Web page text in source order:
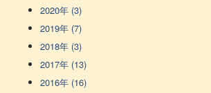
2020年 (3)
2019年 (7)
2018年 (3)
2017年 (13)
2016年 (16)